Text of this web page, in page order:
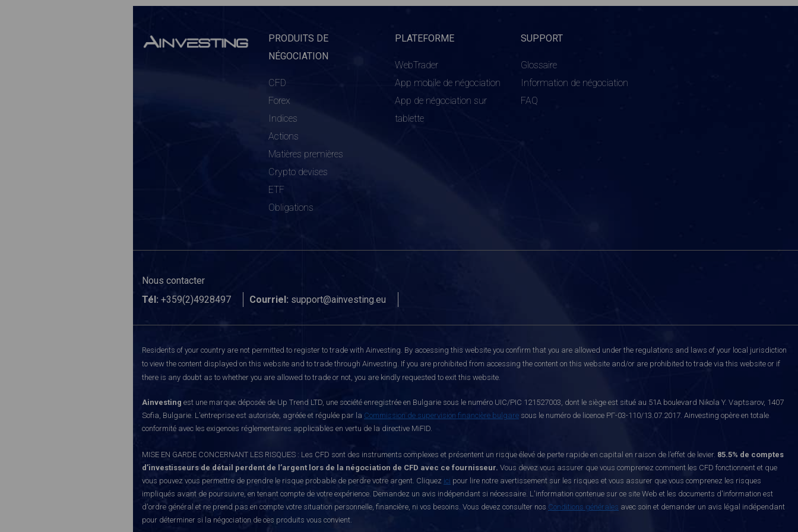
PRODUITS DE
NÉGOCIATION
CFD
Forex
Indices
Actions
Matières premières
Crypto devises
ETF
Obligations
PLATEFORME
WebTrader
App mobile de négociation
App de négociation sur
tablette
SUPPORT
Glossaire
Information de négociation
FAQ
Nous contacter
Tél: +359(2)4928497 Courriel: support@ainvesting.eu
Residents of your country are not permitted to register to trade with Ainvesting. By accessing this website you confirm that you are allowed under the regulations and laws of your local jurisdiction
to view the content displayed on this website and to trade through Ainvesting. If you are prohibited from accessing the content on this website and/or are prohibited to trade via this website or if
there is any doubt as to whether you are allowed to trade or not, you are kindly requested to exit this website.
Ainvesting est une marque déposée de Up Trend LTD, une société enregistrée en Bulgarie sous le numéro UIC/PIC 121527003, dont le siège est situé au 51A boulevard Nikola Y. Vaptsarov, 1407
Sofia, Bulgarie. L'entreprise est autorisée, agréée et régulée par la Commission de supervision financière bulgare sous le numéro de licence РГ-03-110/13.07.2017. Ainvesting opère en totale
conformité avec les exigences réglementaires applicables en vertu de la directive MiFID.
MISE EN GARDE CONCERNANT LES RISQUES : Les CFD sont des instruments complexes et présentent un risque élevé de perte rapide en capital en raison de l’effet de levier. 85.5% de comptes
d’investisseurs de détail perdent de l’argent lors de la négociation de CFD avec ce fournisseur. Vous devez vous assurer que vous comprenez comment les CFD fonctionnent et que
vous pouvez vous permettre de prendre le risque probable de perdre votre argent. Cliquez ici pour lire notre avertissement sur les risques et vous assurer que vous comprenez les risques
impliqués avant de poursuivre, en tenant compte de votre expérience. Demandez un avis indépendant si nécessaire. L'information contenue sur ce site Web et les documents d'information est
d'ordre général et ne prend pas en compte votre situation personnelle, financière, ni vos besoins. Vous devez consulter nos Conditions générales avec soin et demander un avis légal indépendant
pour déterminer si la négociation de ces produits vous convient.